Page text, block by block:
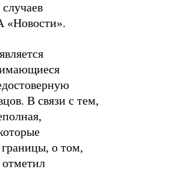
«Новости».
В связи с тем,
границы, о том,